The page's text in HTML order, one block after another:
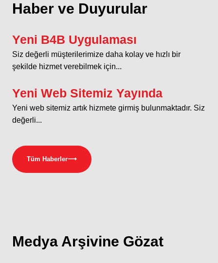
Haber ve Duyurular
Yeni B4B Uygulaması
Siz değerli müşterilerimize daha kolay ve hızlı bir
şekilde hizmet verebilmek için...
Yeni Web Sitemiz Yayında
Yeni web sitemiz artık hizmete girmiş bulunmaktadır. Siz
değerli...
Tüm Haberler⟶
Medya Arşivine Gözat